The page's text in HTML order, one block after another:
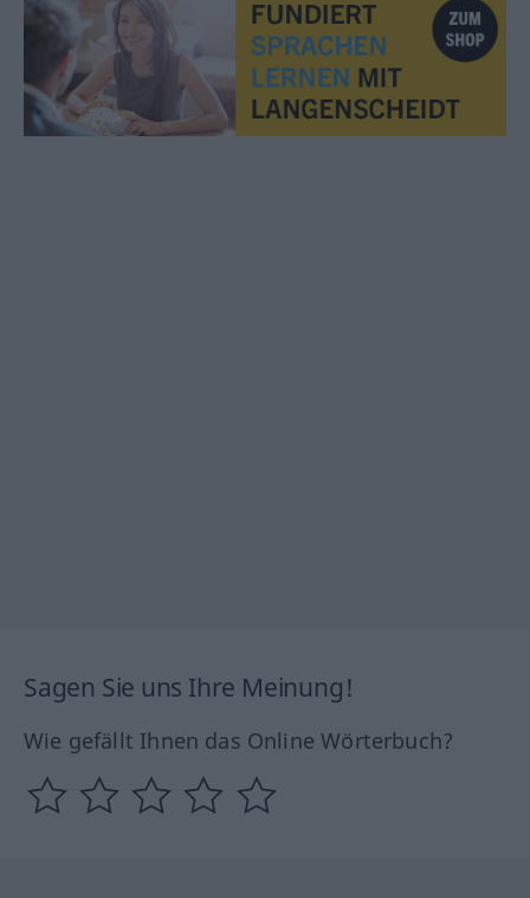
Sagen Sie uns Ihre Meinung!
Wie gefällt Ihnen das Online Wörterbuch?